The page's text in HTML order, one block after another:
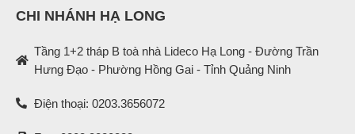
CHI NHÁNH HẠ LONG
Tầng 1+2 tháp B toà nhà Lideco Hạ Long - Đường Trần
Hưng Đạo - Phường Hồng Gai - Tỉnh Quảng Ninh
Điện thoại: 0203.3656072